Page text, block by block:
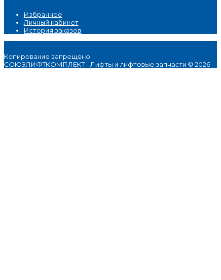
Избранное
Личный кабинет
История заказов
Копирование запрещено
СОЮЗЛИФТКОМПЛЕКТ - Лифты и лифтовые запчасти © 2026